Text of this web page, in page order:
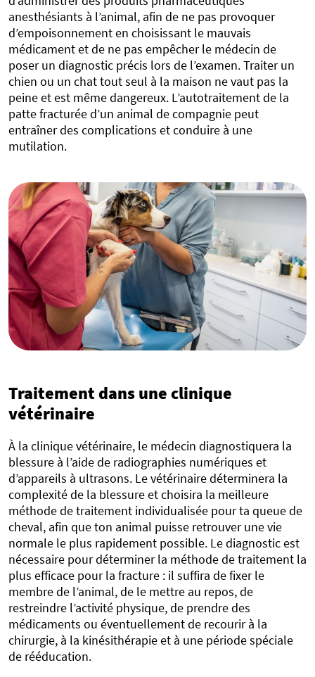
anesthésiants à l’animal, afin de ne pas provoquer
d’empoisonnement en choisissant le mauvais
médicament et de ne pas empêcher le médecin de
poser un diagnostic précis lors de l’examen. Traiter un
chien ou un chat tout seul à la maison ne vaut pas la
peine et est même dangereux. L’autotraitement de la
patte fracturée d’un animal de compagnie peut
entraîner des complications et conduire à une
mutilation.
Traitement dans une clinique
vétérinaire
À la clinique vétérinaire, le médecin diagnostiquera la
blessure à l’aide de radiographies numériques et
d’appareils à ultrasons. Le vétérinaire déterminera la
complexité de la blessure et choisira la meilleure
méthode de traitement individualisée pour ta queue de
cheval, afin que ton animal puisse retrouver une vie
normale le plus rapidement possible. Le diagnostic est
nécessaire pour déterminer la méthode de traitement la
plus efficace pour la fracture : il suffira de fixer le
membre de l’animal, de le mettre au repos, de
restreindre l’activité physique, de prendre des
médicaments ou éventuellement de recourir à la
chirurgie, à la kinésithérapie et à une période spéciale
de rééducation.